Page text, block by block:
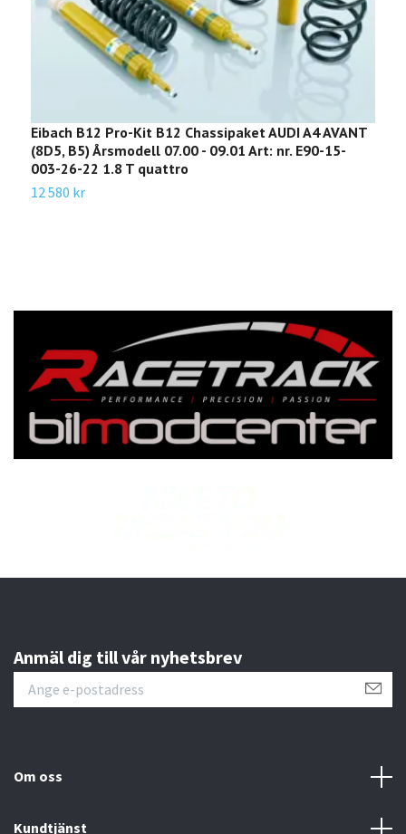
Eibach B12 Pro-Kit B12 Chassipaket AUDI A4 AVANT
(8D5, B5) Årsmodell 07.00 - 09.01 Art: nr. E90-15-
003-26-22 1.8 T quattro
12 580 kr
Anmäl dig till vår nyhetsbrev
Om oss
Kundtjänst